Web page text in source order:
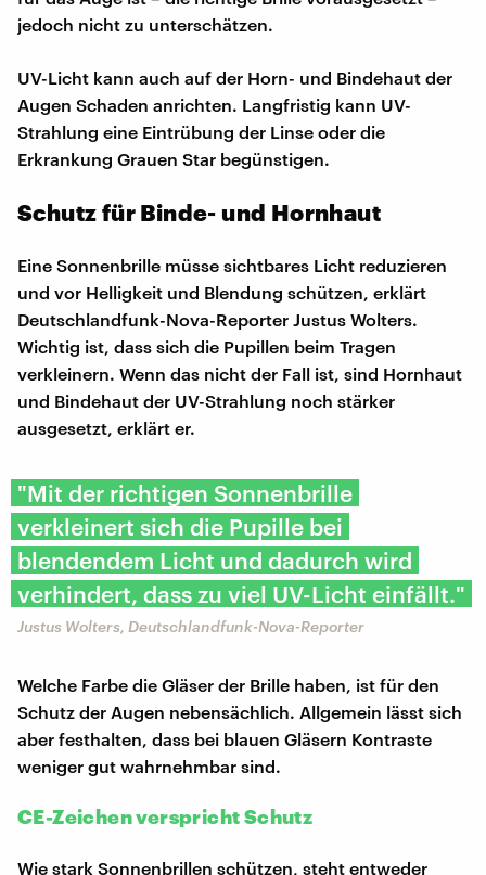
jedoch nicht zu unterschätzen.
UV-Licht kann auch auf der Horn- und Bindehaut der
Augen Schaden anrichten. Langfristig kann UV-
Strahlung eine Eintrübung der Linse oder die
Erkrankung Grauen Star begünstigen.
Schutz für Binde- und Hornhaut
Eine Sonnenbrille müsse sichtbares Licht reduzieren
und vor Helligkeit und Blendung schützen, erklärt
Deutschlandfunk-Nova-Reporter Justus Wolters.
Wichtig ist, dass sich die Pupillen beim Tragen
verkleinern. Wenn das nicht der Fall ist, sind Hornhaut
und Bindehaut der UV-Strahlung noch stärker
ausgesetzt, erklärt er.
"Mit der richtigen Sonnenbrille
verkleinert sich die Pupille bei
blendendem Licht und dadurch wird
verhindert, dass zu viel UV-Licht einfällt."
Justus Wolters, Deutschlandfunk-Nova-Reporter
Welche Farbe die Gläser der Brille haben, ist für den
Schutz der Augen nebensächlich. Allgemein lässt sich
aber festhalten, dass bei blauen Gläsern Kontraste
weniger gut wahrnehmbar sind.
CE-Zeichen verspricht Schutz
Wie stark Sonnenbrillen schützen, steht entweder